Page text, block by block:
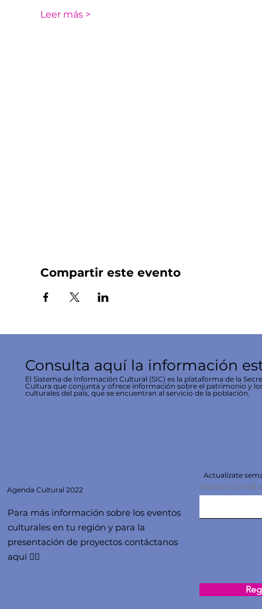
Leer más >
Compartir este evento
Consulta aquí la información
El Sistema de Información Cultural (SIC) es la plataforma de la
Cultura que conjunta y ofrece información sobre el patrimonio y
culturales del país, que se encuentran al servicio de la población.
Agenda Cultural 2022
Para más información sobre los eventos
culturales en tu región y para la
presentación de proyectos contáctanos
aquí 👇🏻
Actualízate
Ingresa tu email